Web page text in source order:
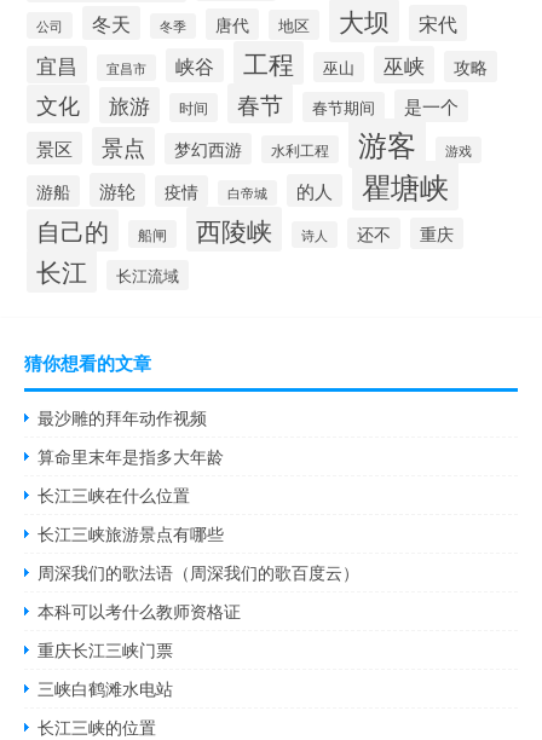
公司 冬天 冬季 唐代 地区 大坝 宋代
宜昌 宜昌市 峡谷 工程 巫山 巫峡 攻略
文化 旅游 时间 春节 春节期间
是一个
景区
景点 梦幻西游 水利工程 游客 游戏
游船 游轮 疫情 白帝城 的人 瞿塘峡
自己的 船闸 西陵峡 诗人 还不 重庆
长江 长江流域
猜你想看的文章
最沙雕的拜年动作视频
算命里末年是指多大年龄
长江三峡在什么位置
长江三峡旅游景点有哪些
周深我们的歌法语（周深我们的歌百度云）
本科可以考什么教师资格证
重庆长江三峡门票
三峡白鹤滩水电站
长江三峡的位置